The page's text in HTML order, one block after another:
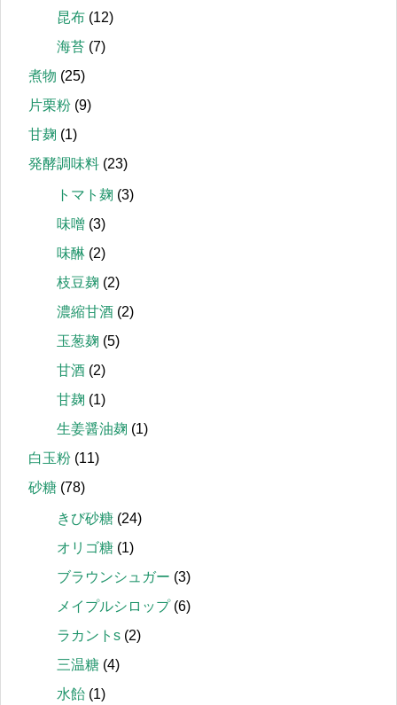
昆布 (12)
海苔 (7)
煮物 (25)
片栗粉 (9)
甘麹 (1)
発酵調味料 (23)
トマト麹 (3)
味噌 (3)
味醂 (2)
枝豆麹 (2)
濃縮甘酒 (2)
玉葱麹 (5)
甘酒 (2)
甘麹 (1)
生姜醤油麹 (1)
白玉粉 (11)
砂糖 (78)
きび砂糖 (24)
オリゴ糖 (1)
ブラウンシュガー (3)
メイプルシロップ(6)
ラカントs (2)
三温糖 (4)
水飴 (1)